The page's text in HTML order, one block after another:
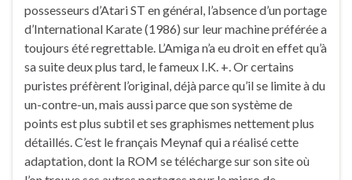
possesseurs d’Atari ST en général, l’absence d’un portage
d’International Karate (1986) sur leur machine préférée a
toujours été regrettable. L’Amiga n’a eu droit en effet qu’à
sa suite deux plus tard, le fameux I.K. +. Or certains
puristes préfèrent l’original, déjà parce qu’il se limite à du
un-contre-un, mais aussi parce que son système de
points est plus subtil et ses graphismes nettement plus
détaillés. C’est le français Meynaf qui a réalisé cette
adaptation, dont la ROM se télécharge sur son site où